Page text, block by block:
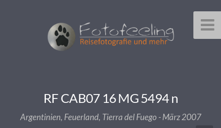
RF CAB07 16 MG 5494 n
Argentinien, Feuerland, Tierra del Fuego - März 2007